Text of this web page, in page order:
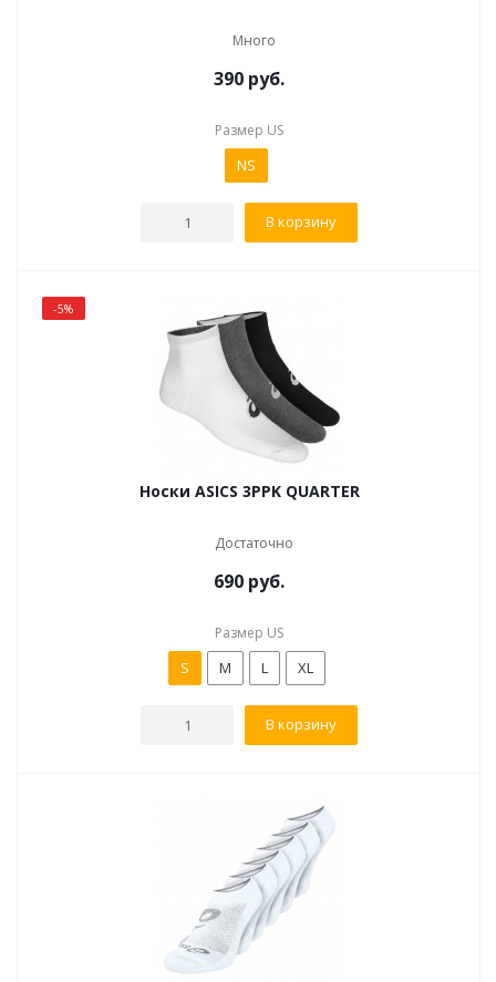
Много
390 руб.
Размер US
NS
В корзину
-5%
Носки ASICS 3PPK QUARTER
Достаточно
690 руб.
Размер US
S M L XL
В корзину